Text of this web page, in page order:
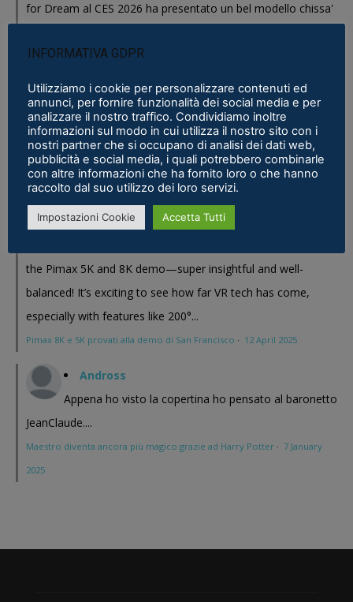
for Dream al CES 2026 ha presentato un bel modello chissa'
sostanza i prodotti cinesi...
Quest - VR ITALIA ·25 February 2026
Fabio
Se fosse disponibile lo prenderei al volo
Samsung Galaxy XR è realtà, ma ne avevamo bisogno?
Eric Marcus
the Pimax 5K and 8K demo—super insightful and well-
balanced! It’s exciting to see how far VR tech has come,
especially with features like 200°...
Pimax 8K e 5K provati alla demo di San Francisco · 12 April 2025
Andross
Appena ho visto la copertina ho pensato al baronetto
JeanClaude....
Maestro diventa ancora più magico grazie ad Harry Potter · 7 January
2025
INFORMATIVA GDPR
Utilizziamo i cookie per personalizzare contenuti ed
annunci, per fornire funzionalità dei social media e per
analizzare il nostro traffico. Condividiamo inoltre
informazioni sul modo in cui utilizza il nostro sito con i
nostri partner che si occupano di analisi dei dati web,
pubblicità e social media, i quali potrebbero combinarle
con altre informazioni che ha fornito loro o che hanno
raccolto dal suo utilizzo dei loro servizi.
Impostazioni Cookie Accetta Tutti